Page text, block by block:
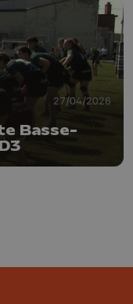
27/04/2026
Basse-